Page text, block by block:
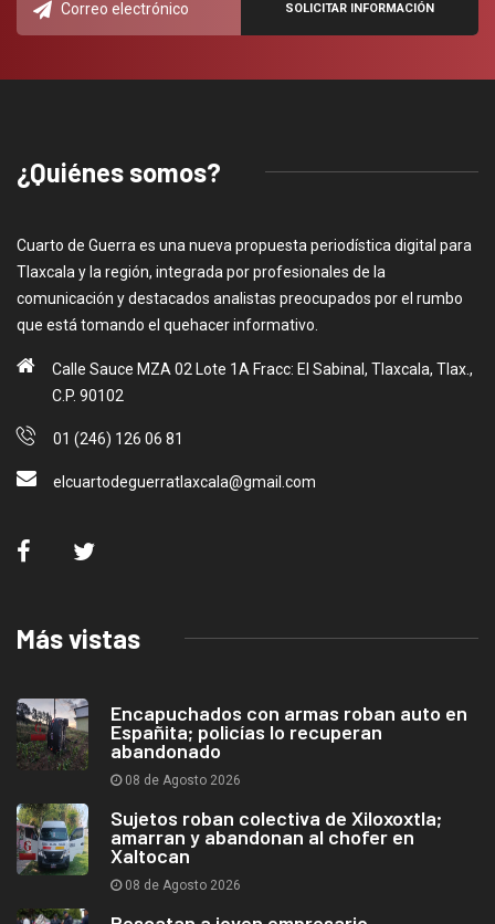
¿Quiénes somos?
Cuarto de Guerra es una nueva propuesta periodística digital para
Tlaxcala y la región, integrada por profesionales de la
comunicación y destacados analistas preocupados por el rumbo
que está tomando el quehacer informativo.
Calle Sauce MZA 02 Lote 1A Fracc: El Sabinal, Tlaxcala, Tlax.,
C.P. 90102
01 (246) 126 06 81
elcuartodeguerratlaxcala@gmail.com
Más vistas
Encapuchados con armas roban auto en
Españita; policías lo recuperan
abandonado
08 de Agosto 2026
Sujetos roban colectiva de Xiloxoxtla;
amarran y abandonan al chofer en
Xaltocan
08 de Agosto 2026